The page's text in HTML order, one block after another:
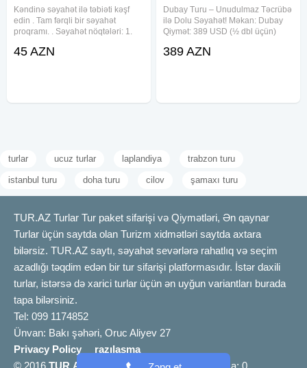
Kəndinə səyahət ilə təbiəti kəşf
edin . Tam fərqli bir səyahət
proqramı. . Səyahət nöqtələri: 1.
kəndsayağı səhər yeməyindən
45 AZN
Dubay Turu – Unudulmaz Təcrübə
ilə Dolu Səyahət! Məkan: Dubay
Qiymət: 389 USD (½ dbl üçün)
Grand Hotel 5 Tur Paketinə
389 AZN
turlar ucuz turlar laplandiya trabzon turu
istanbul turu doha turu cilov şamaxı turu
TUR.AZ Turlar Tur paket sifarişi və Qiymətləri, Ən qaynar
Turlar üçün saytda olan Turizm xidmətləri saytda axtara
bilərsiz. TUR.AZ saytı, səyahət sevərlərə rahatlıq və seçim
azadlığı təqdim edən bir tur sifarişi platformasıdır. İstər daxili
turlar, istərsə də xarici turlar üçün ən uyğun variantları burada
tapa bilərsiniz.
Tel: 099 1174852
Ünvan: Bakı şəhəri, Oruc Aliyev 27
Privacy Policy
razılaşma